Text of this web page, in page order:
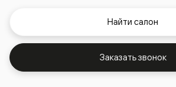
Найти салон
Заказать звонок